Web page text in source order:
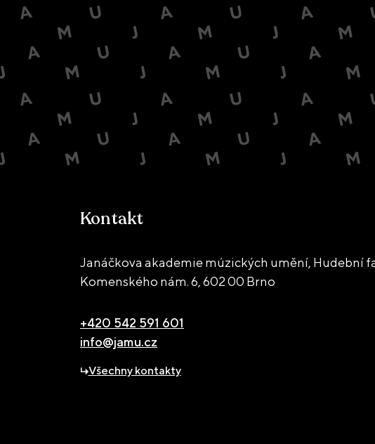
Kontakt
Janáčkova akademie múzických umění, Hudební
Komenského nám. 6,602 00 Brno
+420 542 591 601
info@jamu.cz
Všechny kontakty